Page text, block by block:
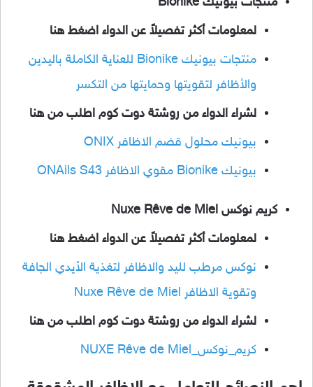
لمعلومات أكثر تفصيلاً عن الدواء اضغط هنا
منتجات بيونيك Bionike للعناية الكاملة باليدين
والأظافر لتقويتها وحمايتها من التكسر
لشراء الدواء من روشتة دوت كوم اطلب من هنا
بيونيك محلول قضم الاظافر ONIX
بيونيك Bionike مقوي الاظافر ONAils S43
كريم نوكس Nuxe Rêve de Miel
لمعلومات أكثر تفصيلاً عن الدواء اضغط هنا
نوكس مرطب لليد والاظافر لتغذية الأيدي الجافة
وتقوية الاظافر Nuxe Rêve de Miel
لشراء الدواء من روشتة دوت كوم اطلب من هنا
كريم_نوكس_NUXE Rêve de Miel